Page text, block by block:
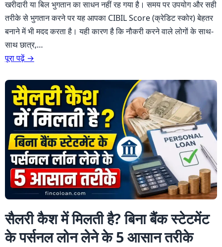
खरीदारी या बिल भुगतान का साधन नहीं रह गया है। समय पर उपयोग और सही
तरीके से भुगतान करने पर यह आपका CIBIL Score (क्रेडिट स्कोर) बेहतर
बनाने में भी मदद करता है। यही कारण है कि नौकरी करने वाले लोगों के साथ-
साथ छात्र,…
पूरा पढ़ें →
सैलरी कैश में मिलती है? बिना बैंक स्टेटमेंट
के पर्सनल लोन लेने के 5 आसान तरीके